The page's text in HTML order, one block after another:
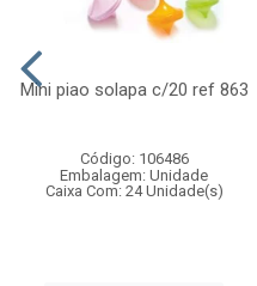
Mini piao solapa c/20 ref 863
Código: 106486
Embalagem: Unidade
Caixa Com: 24 Unidade(s)